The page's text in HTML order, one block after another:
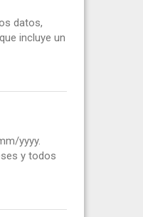
datos,
incluye un
yyyy.
y todos